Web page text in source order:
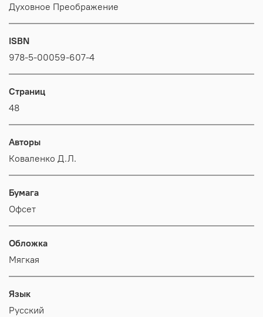
Духовное Преображение
ISBN
978-5-00059-607-4
Страниц
48
Авторы
Коваленко Д.Л.
Бумага
Офсет
Обложка
Мягкая
Язык
Русский